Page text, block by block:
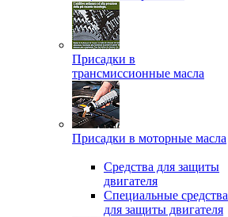
Присадки в
трансмиссионные масла
Присадки в моторные масла
Средства для защиты
двигателя
Специальныe средства
для защиты двигателя